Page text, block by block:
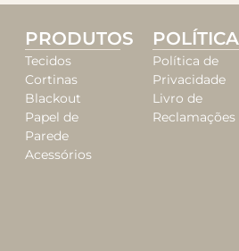
PRODUTOS
Tecidos
Cortinas
Blackout
Papel de
Parede
Acessórios
Política de
Privacidade
Livro de
Reclamações